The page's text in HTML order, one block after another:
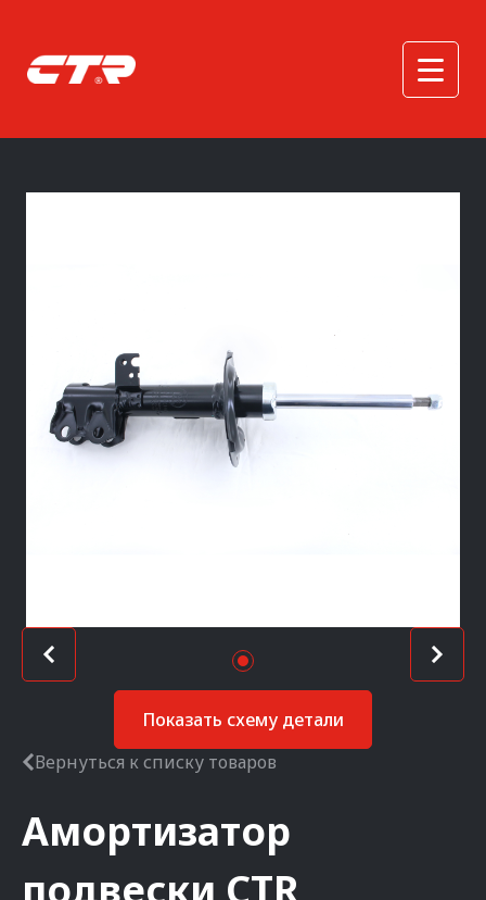
Показать схему детали
Вернуться к списку товаров
Амортизатор